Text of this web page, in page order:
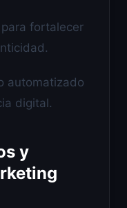
fortalecer
automatizado
digital.
y